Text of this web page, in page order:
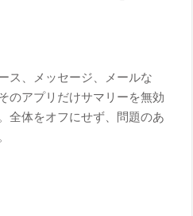
ス、メッセージ、メールな
のアプリだけサマリーを無効
全体をオフにせず、問題のあ